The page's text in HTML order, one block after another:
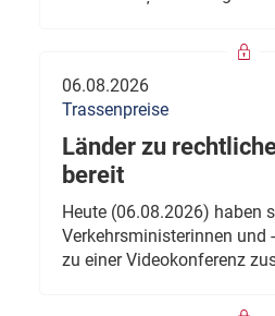
06.08.2026
Trassenpreise
Länder zu
bereit
Heute (06.08.2026) haben
Verkehrsministerinnen und
zu einer Videokonferenz